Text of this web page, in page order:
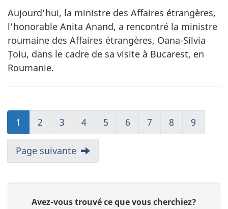
Aujourd’hui, la ministre des Affaires étrangères,
l’honorable Anita Anand, a rencontré la ministre
roumaine des Affaires étrangères, Oana-Silvia
Țoiu, dans le cadre de sa visite à Bucarest, en
Roumanie.
1 2 3 4 5 6 7 8 9
Page suivante
Avez-vous trouvé ce que vous cherchiez?